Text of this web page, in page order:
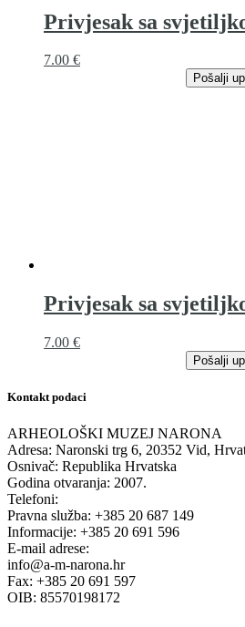
Privjesak sa
7.00 €
Pošalji
Privjesak sa
7.00 €
Pošalji
Kontakt podaci
ARHEOLOŠKI MUZEJ NARONA
Adresa: Naronski trg 6, 20352 Vid,
Osnivač: Republika Hrvatska
Godina otvaranja: 2007.
Telefoni:
Pravna služba: +385 20 687 149
Informacije: +385 20 691 596
E-mail adrese:
info@a-m-narona.hr
Fax: +385 20 691 597
OIB: 85570198172